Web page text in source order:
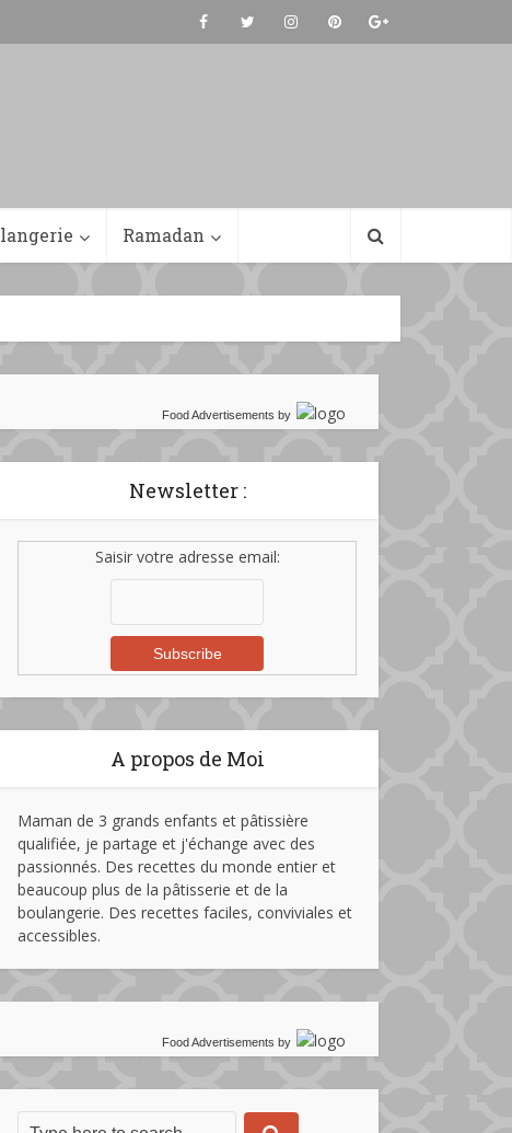
Ramadan
Food Advertisements by
Newsletter :
Saisir votre adresse email:
A propos de Moi
Maman de 3 grands enfants et pâtissière
qualifiée, je partage et j'échange avec des
passionnés. Des recettes du monde entier et
beaucoup plus de la pâtisserie et de la
boulangerie. Des recettes faciles, conviviales et
accessibles.
Food Advertisements by